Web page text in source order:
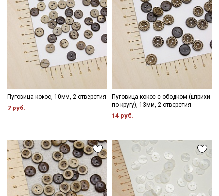
Пуговица кокос, 10мм, 2 отверстия
7 руб.
Пуговица кокос с ободком (штрихи
по кругу), 13мм, 2 отверстия
14 руб.